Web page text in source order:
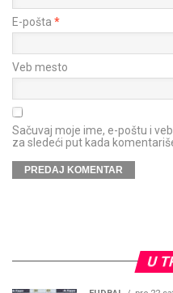
E-pošta *
Veb mesto
Sačuvaj moje ime, e-poštu i
za sledeći put kada
U